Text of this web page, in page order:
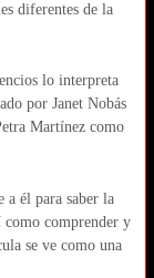
diferentes de la
lo interpreta
por Janet Nobás
Martínez como
él para saber la
como comprender y
se ve como una